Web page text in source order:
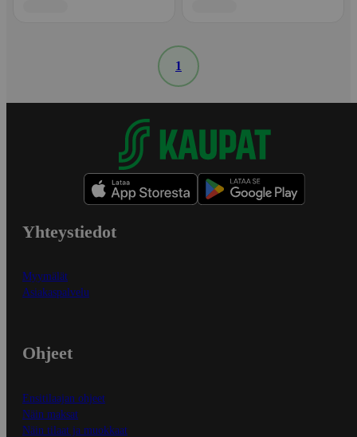
1
Yhteystiedot
Myymälät
Asiakaspalvelu
Ohjeet
Ensitilaajan ohjeet
Näin maksat
Näin tilaat ja muokkaat